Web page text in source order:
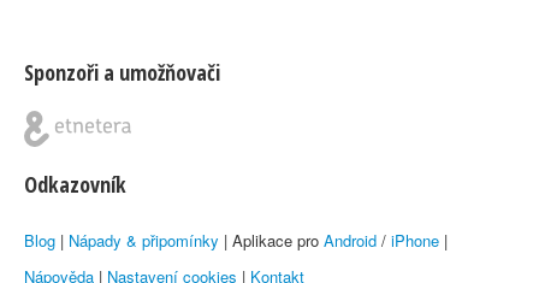
Sponzoři a umožňovači
Odkazovník
Blog | Nápady & připomínky | Aplikace pro Android / iPhone |
Nápověda | Nastavení cookies | Kontakt